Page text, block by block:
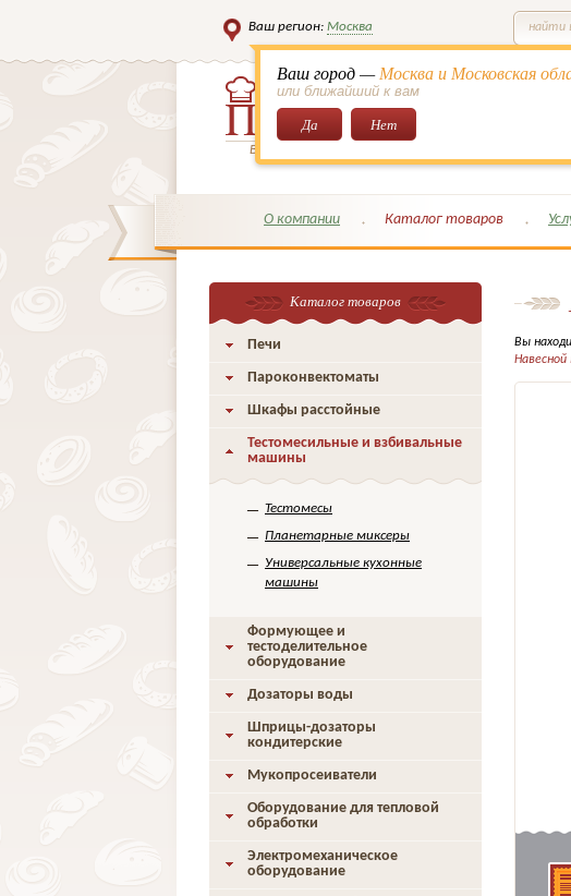
Ваш регион: Москва
Ваш город —Москва и Московская
или ближайший к вам
Да Нет
найти
Всё для кондитеров и поваров!
О компании Каталог товаров
Вы
Каталог товаров
Печи
Пароконвектоматы
Шкафы расстойные
Тестомесильные и взбивальные
машины
Тестомесы
Планетарные миксеры
Универсальные кухонные
машины
Формующее и
тестоделительное
оборудование
Дозаторы воды
Шприцы-дозаторы
кондитерские
Мукопросеиватели
Оборудование для тепловой
обработки
Электромеханическое
оборудование